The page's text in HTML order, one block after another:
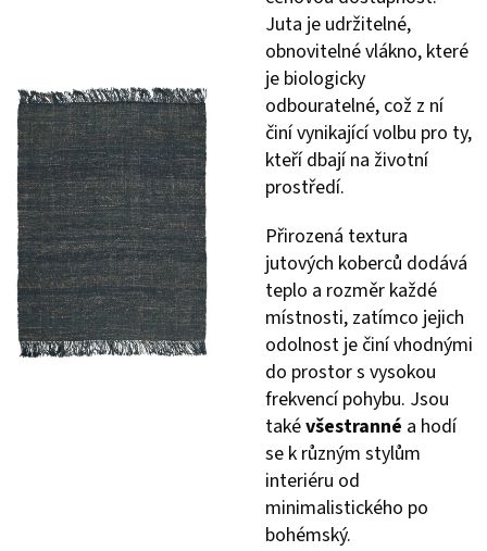
Juta je udržitelné,
obnovitelné vlákno, které
je biologicky
odbouratelné, což z ní
činí vynikající volbu pro ty,
kteří dbají na životní
prostředí.
Přirozená textura
jutových koberců dodává
teplo a rozměr každé
místnosti, zatímco jejich
odolnost je činí vhodnými
do prostor s vysokou
frekvencí pohybu. Jsou
takévšestranné a hodí
se k různým stylům
interiéru od
minimalistického po
bohémský.